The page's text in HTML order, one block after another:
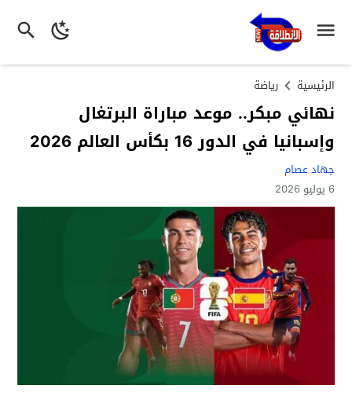
الرئيسية رياضة
نهائي مبكر.. موعد مباراة البرتغال
وإسبانيا في الدور 16 بكأس العالم 2026
جهاد عصام
6 يوليو 2026